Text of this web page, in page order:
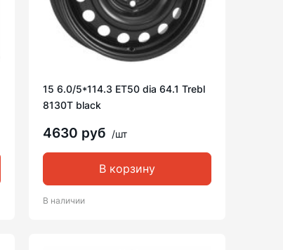
15 6.0/5*114.3 ET50 dia 64.1 Trebl
8130T black
4630 руб /шт
В корзину
В наличии